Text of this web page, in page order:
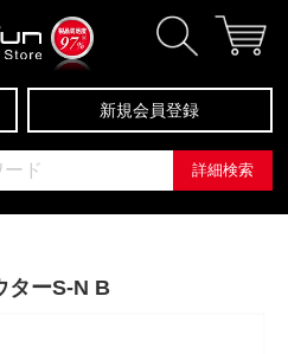
新規会員登録
詳細検索
ターS-N B